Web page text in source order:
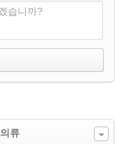
습니까?
류